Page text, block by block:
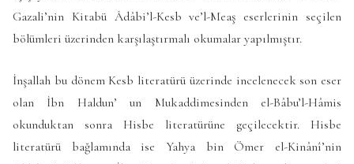
Gazali’nin Kitabü Âdâbi’l-Kesb ve’l-Meaş eserlerinin seçilen
bölümleri üzerinden karşılaştırmalı okumalar yapılmıştır.
İnşallah bu dönem Kesb literatürü üzerinde incelenecek son eser
olan İbn Haldun’ un Mukaddimesinden el-Bâbu’l-Hâmis
okunduktan sonra Hisbe literatürüne geçilecektir. Hisbe
literatürü bağlamında ise Yahya bin Ömer el-Kinânî’nin